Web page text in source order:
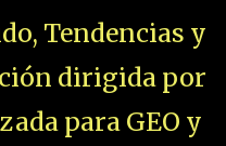
Tendencias y
dirigida por
para GEO y